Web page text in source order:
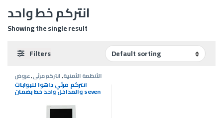
انتركم خط واحد
Showing the single result
Filters
الأنظمة الأمنية,انتركم مرئى,عروض
انتركم
انتركم مرئي داهوا للبوابات
والمداخل واحد خط بضمان seven
cameras